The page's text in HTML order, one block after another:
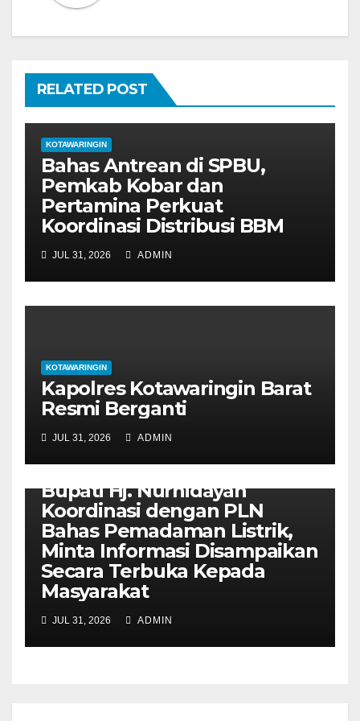
p
s
RELATED POST
KOTAWARINGIN
Bahas Antrean di SPBU,
Pemkab Kobar dan
Pertamina Perkuat
Koordinasi Distribusi BBM
JUL 31, 2026 ADMIN
KOTAWARINGIN
Kapolres Kotawaringin Barat
Resmi Berganti
JUL 31, 2026 ADMIN
Bupati Hj. Nurhidayah
Koordinasi dengan PLN
Bahas Pemadaman Listrik,
Minta Informasi Disampaikan
Secara Terbuka Kepada
Masyarakat
JUL 31, 2026 ADMIN